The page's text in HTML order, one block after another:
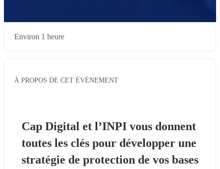
Environ 1 heure
À PROPOS DE CET ÉVÉNEMENT
Cap Digital et l’INPI vous donnent
toutes les clés pour développer une
stratégie de protection de vos bases